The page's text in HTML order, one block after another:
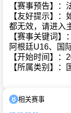
【赛事预告】
【友好提示】
都无效，请进入
【赛事关键词】
阿根廷U16、国
【开始时间】
【所属类别】：
相关赛事